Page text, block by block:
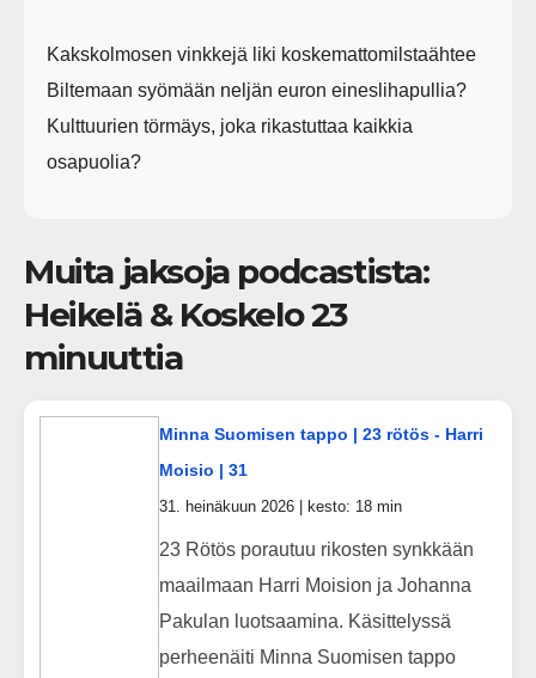
Kakskolmosen vinkkejä liki koskemattomilstaähtee
Biltemaan syömään neljän euron eineslihapullia?
Kulttuurien törmäys, joka rikastuttaa kaikkia
osapuolia?
Muita jaksoja podcastista:
Heikelä & Koskelo 23
minuuttia
Minna Suomisen tappo | 23 rötös - Harri
Moisio | 31
31. heinäkuun 2026 | kesto: 18 min
23 Rötös porautuu rikosten synkkään
maailmaan Harri Moision ja Johanna
Pakulan luotsaamina. Käsittelyssä
perheenäiti Minna Suomisen tappo